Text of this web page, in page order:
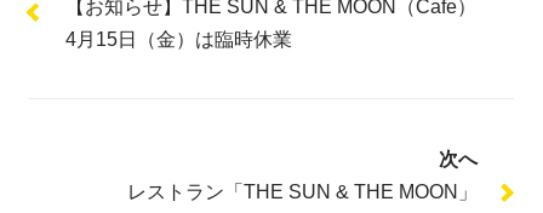
【お知らせ】THE SUN & THE MOON（Cafe）
4月15日（金）は臨時休業
次へ
レストラン「THE SUN & THE MOON」